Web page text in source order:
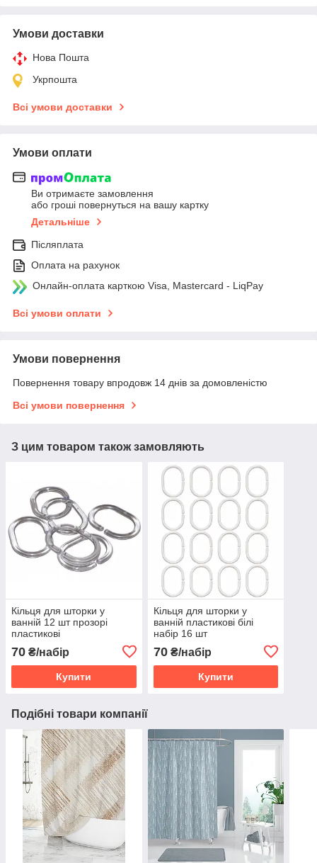
Умови доставки
Нова Пошта
Укрпошта
Всі умови доставки
Умови оплати
Ви отримаєте замовлення
або гроші повернуться на вашу картку
Детальніше
Післяплата
Оплата на рахунок
Онлайн-оплата карткою Visa, Mastercard - LiqPay
Всі умови оплати
Умови повернення
Повернення товару впродовж 14 днів за домовленістю
Всі умови повернення
З цим товаром також замовляють
Кільця для шторки у
ванній 12 шт прозорі
пластикові
70 ₴/набір
Купити
Кільця для шторки у
ванній пластикові білі
набір 16 шт
70₴/набір
Купити
Подібні товари компанії